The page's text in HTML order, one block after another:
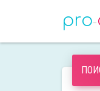
pro-